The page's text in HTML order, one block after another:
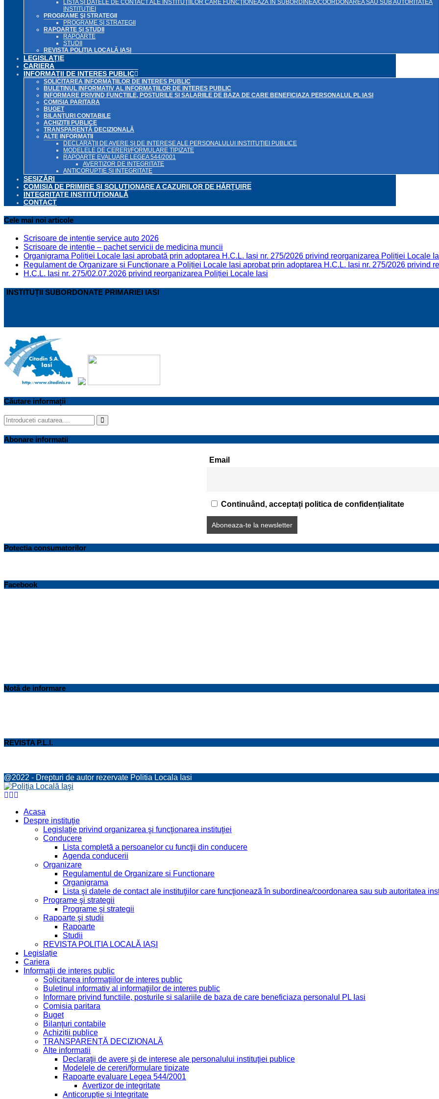
LISTA ŞI DATELE DE CONTACT ALE INSTITUŢIILOR CARE FUNCŢIONEAZĂ ÎN SUBORDINEA/COORDONAREA SAU SUB AUTORITATEA
INSTITUŢIEI
PROGRAME ŞI STRATEGII
PROGRAME ŞI STRATEGII
RAPOARTE ŞI STUDII
RAPOARTE
STUDII
REVISTA POLIȚIA LOCALĂ IAȘI
LEGISLAȚIE
CARIERA
INFORMAŢII DE INTERES PUBLIC
SOLICITAREA INFORMAŢIILOR DE INTERES PUBLIC
BULETINUL INFORMATIV AL INFORMAŢIILOR DE INTERES PUBLIC
INFORMARE PRIVIND FUNCTIILE, POSTURILE SI SALARIILE DE BAZA DE CARE BENEFICIAZA PERSONALUL PL IASI
COMISIA PARITARA
BUGET
BILANŢURI CONTABILE
ACHIZIȚII PUBLICE
TRANSPARENȚĂ DECIZIONALĂ
ALTE INFORMATII
DECLARAŢII DE AVERE ŞI DE INTERESE ALE PERSONALULUI INSTITUŢIEI PUBLICE
MODELELE DE CERERI/FORMULARE TIPIZATE
RAPOARTE EVALUARE LEGEA 544/2001
AVERTIZOR DE INTEGRITATE
ANTICORUPȚIE ȘI INTEGRITATE
SESIZĂRI
COMISIA DE PRIMIRE ȘI SOLUȚIONARE A CAZURILOR DE HĂRȚUIRE
INTEGRITATE INSTITUȚIONALĂ
CONTACT
Cele mai noi articole
Scrisoare de intenție service auto 2026
Scrisoare de intenție – pachet servicii de medicina muncii
Organigrama Poliției Locale Iași aprobată prin adoptarea H.C.L. Iași nr. 275/2026 privind reorganizarea Poliției Locale
Regulament de Organizare și Funcționare a Poliției Locale Iași aprobat prin adoptarea H.C.L. Iași nr. 275/2026 privind
H.C.L. Iași nr. 275/02.07.2026 privind reorganizarea Poliției Locale Iași
INSTITUȚII SUBORDONATE PRIMARIEI IASI
Căutare informații
Search
for:
Search
Abonare informatii
Email
Continuând, acceptați politica de confidențialitate
Potectia consumatorilor
Facebook
Notă de informare
REVISTA P.L.I.
@2022 - Drepturi de autor rezervate Politia Locala Iasi
Facebook
Twitter
Acasa
Despre instituţie
Legislaţie privind organizarea şi funcţionarea instituţiei
Conducere
Lista completă a persoanelor cu funcţii din conducere
Agenda conducerii
Organizare
Regulamentul de Organizare și Funcționare
Organigrama
Lista şi datele de contact ale instituţiilor care funcţionează în subordinea/coordonarea sau sub autoritatea
Programe şi strategii
Programe şi strategii
Rapoarte şi studii
Rapoarte
Studii
REVISTA POLIȚIA LOCALĂ IAȘI
Legislație
Cariera
Informaţii de interes public
Solicitarea informaţiilor de interes public
Buletinul informativ al informaţiilor de interes public
Informare privind functiile, posturile si salariile de baza de care beneficiaza personalul PL Iasi
Comisia paritara
Buget
Bilanţuri contabile
Achiziții publice
TRANSPARENȚĂ DECIZIONALĂ
Alte informatii
Declaraţii de avere şi de interese ale personalului instituţiei publice
Modelele de cereri/formulare tipizate
Rapoarte evaluare Legea 544/2001
Avertizor de integritate
Anticorupție și Integritate